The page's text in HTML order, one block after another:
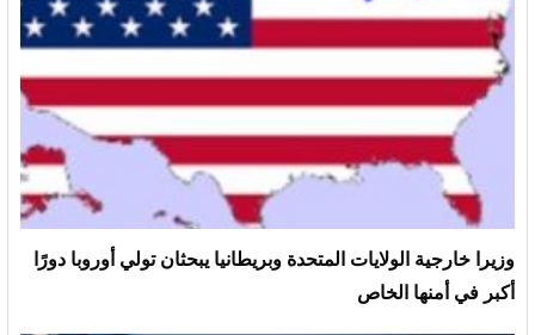
وزيرا خارجية الولايات المتحدة وبريطانيا يبحثان تولي أوروبا دورًا
أكبر في أمنها الخاص